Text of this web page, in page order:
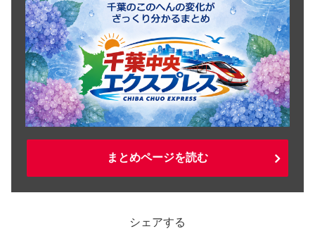
まとめページを読む
シェアする